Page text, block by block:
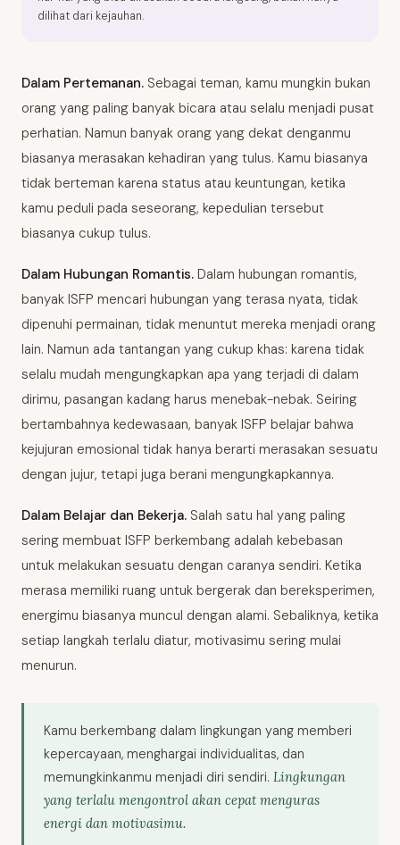
dilihat dari kejauhan.
Dalam Pertemanan. Sebagai teman, kamu mungkin bukan
orang yang paling banyak bicara atau selalu menjadi pusat
perhatian. Namun banyak orang yang dekat denganmu
biasanya merasakan kehadiran yang tulus. Kamu biasanya
tidak berteman karena status atau keuntungan, ketika
kamu peduli pada seseorang, kepedulian tersebut
biasanya cukup tulus.
Dalam Hubungan Romantis. Dalam hubungan romantis,
banyak ISFP mencari hubungan yang terasa nyata, tidak
dipenuhi permainan, tidak menuntut mereka menjadi orang
lain. Namun ada tantangan yang cukup khas: karena tidak
selalu mudah mengungkapkan apa yang terjadi di dalam
dirimu, pasangan kadang harus menebak-nebak. Seiring
bertambahnya kedewasaan, banyak ISFP belajar bahwa
kejujuran emosional tidak hanya berarti merasakan sesuatu
dengan jujur, tetapi juga berani mengungkapkannya.
Dalam Belajar dan Bekerja. Salah satu hal yang paling
sering membuat ISFP berkembang adalah kebebasan
untuk melakukan sesuatu dengan caranya sendiri. Ketika
merasa memiliki ruang untuk bergerak dan bereksperimen,
energimu biasanya muncul dengan alami. Sebaliknya, ketika
setiap langkah terlalu diatur, motivasimu sering mulai
menurun.
Kamu berkembang dalam lingkungan yang memberi
kepercayaan, menghargai individualitas, dan
memungkinkanmu menjadi diri sendiri. Lingkungan
yang terlalu mengontrol akan cepat menguras
energi dan motivasimu.